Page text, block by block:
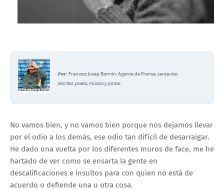
Por: Francesc Jusep Bonnín: Agente de Prensa, cantautor,
escritor, poeta, músico y pintor.
No vamos bien, y no vamos bien porque nos dejamos llevar
por el odio a los demás, ese odio tan difícil de desarraigar.
He dado una vuelta por los diferentes muros de face, me he
hartado de ver como se ensarta la gente en
descalificaciones e insultos para con quien no está de
acuerdo o defiende una u otra cosa.